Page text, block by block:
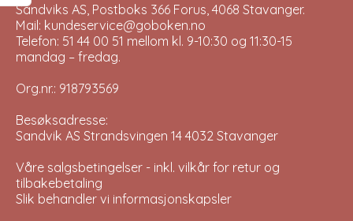
Sandviks AS, Postboks 366 Forus, 4068 Stavanger.
Mail: kundeservice@goboken.no
Telefon: 51 44 00 51 mellom kl. 9-10:30 og 11:30-15
mandag – fredag.
Org.nr.: 918793569
Besøksadresse:
Sandvik AS Strandsvingen 14 4032 Stavanger
Våre salgsbetingelser - inkl. vilkår for retur og
tilbakebetaling
Slik behandler vi informasjonskapsler